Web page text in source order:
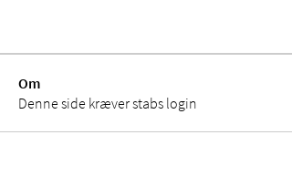
Om
Denne side kræver stabs login